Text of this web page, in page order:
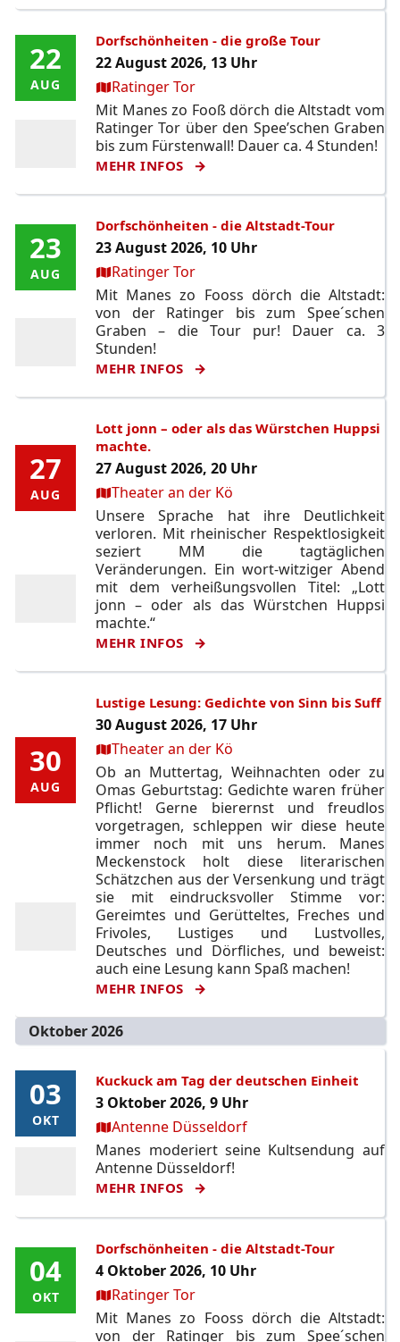
22
AUG
22
AUG
Dorfschönheiten - die große Tour
22 August 2026, 13 Uhr
Ort:Ratinger Tor
Mit Manes zo Fooß dörch die Altstadt vom
Ratinger Tor über den Spee’schen Graben
bis zum Fürstenwall! Dauer ca. 4 Stunden!
MEHR INFOS
23
AUG
23
AUG
Dorfschönheiten - die Altstadt-Tour
23 August 2026, 10 Uhr
Ort:Ratinger Tor
Mit Manes zo Fooss dörch die Altstadt:
von der Ratinger bis zum Spee´schen
Graben – die Tour pur! Dauer ca. 3
Stunden!
MEHR INFOS
27
AUG
27
AUG
Lott jonn – oder als das Würstchen Huppsi
machte.
27 August 2026, 20 Uhr
Ort:Theater an der Kö
Unsere Sprache hat ihre Deutlichkeit
verloren. Mit rheinischer Respektlosigkeit
seziert MM die tagtäglichen
Veränderungen. Ein wort-witziger Abend
mit dem verheißungsvollen Titel: „Lott
jonn – oder als das Würstchen Huppsi
machte.“
MEHR INFOS
30
AUG
30
AUG
Lustige Lesung: Gedichte von Sinn bis Suff
30 August 2026, 17 Uhr
Ort:Theater an der Kö
Ob an Muttertag, Weihnachten oder zu
Omas Geburtstag: Gedichte waren früher
Pflicht! Gerne bierernst und freudlos
vorgetragen, schleppen wir diese heute
immer noch mit uns herum. Manes
Meckenstock holt diese literarischen
Schätzchen aus der Versenkung und trägt
sie mit eindrucksvoller Stimme vor:
Gereimtes und Gerütteltes, Freches und
Frivoles, Lustiges und Lustvolles,
Deutsches und Dörfliches, und beweist:
auch eine Lesung kann Spaß machen!
MEHR INFOS
Oktober 2026
03
OKT
03
OKT
Kuckuck am Tag der deutschen Einheit
3 Oktober 2026, 9 Uhr
Ort:Antenne Düsseldorf
Manes moderiert seine Kultsendung auf
Antenne Düsseldorf!
MEHR INFOS
04
OKT
04
OKT
Dorfschönheiten - die Altstadt-Tour
4 Oktober 2026, 10 Uhr
Ort:Ratinger Tor
Mit Manes zo Fooss dörch die Altstadt:
von der Ratinger bis zum Spee´schen